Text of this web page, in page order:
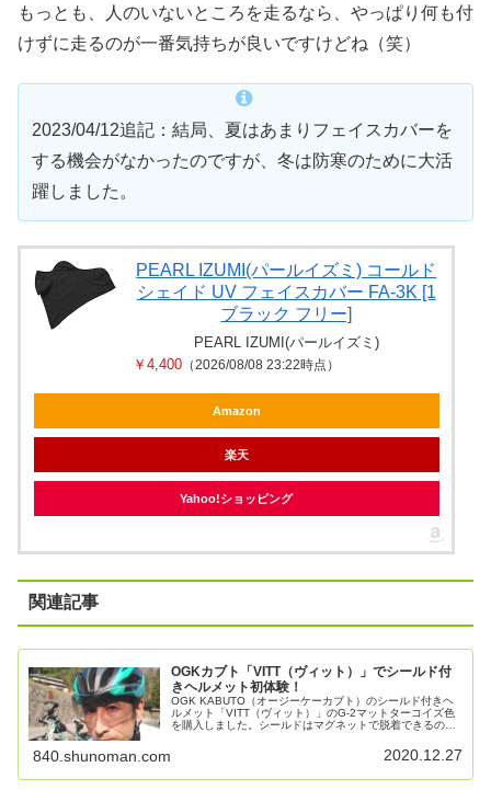
もっとも、人のいないところを走るなら、やっぱり何も付
けずに走るのが一番気持ちが良いですけどね（笑）
2023/04/12追記：結局、夏はあまりフェイスカバーを
する機会がなかったのですが、冬は防寒のために大活
躍しました。
PEARL IZUMI(パールイズミ) コールド
シェイド UV フェイスカバー FA-3K [1
ブラック フリー]
PEARL IZUMI(パールイズミ)
￥4,400 （2026/08/08 23:22時点）
Amazon
楽天
Yahoo!ショッピング
関連記事
OGKカブト「VITT（ヴィット）」でシールド付
きヘルメット初体験！
OGK KABUTO（オージーケーカブト）のシールド付きヘ
ルメット「VITT（ヴィット）」のG-2マットターコイズ色
を購入しました。シールドはマグネットで脱着できるので
るのが最初は気になりましたがすぐ慣れました。視界が広
840.shunoman.com 2020.12.27